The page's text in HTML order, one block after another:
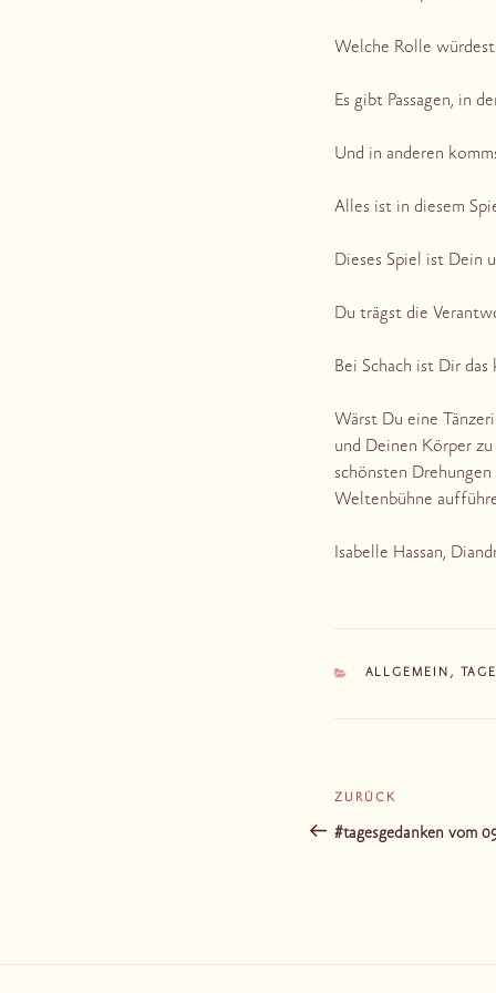
Welche Rolle
Es gibt Passagen, in
Und in anderen
Alles ist in diesem
Dieses Spiel ist Dein
Du trägst die
Bei Schach ist Dir das
Wärst Du eine
und Deinen Körper
schönsten
Weltenbühne
Isabelle Hassan,
KATEGORIEN
ALLGEMEIN ,
Vorheriger
Beitrag
ZURÜCK
#tagesgedanken vom